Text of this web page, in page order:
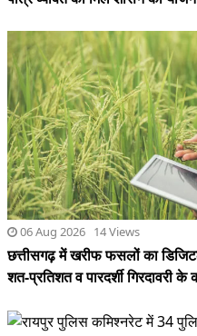
06 Aug 2026 14 Views
छत्तीसगढ़ में खरीफ फसलों का
शत-प्रतिशत व पारदर्शी गिरदावरी के